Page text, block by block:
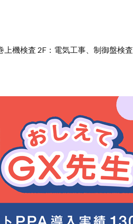
機検査 2F：電気工事、制御盤検査